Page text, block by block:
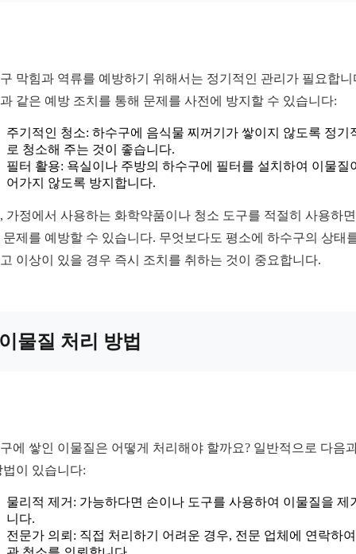
막힘과 역류를 예방하기 위해서는 정기적인 관리가 필요합니
같은 예방 조치를 통해 문제를 사전에 방지할 수 있습니다:
주기적인 청소: 하수구에 음식물 찌꺼기가 쌓이지 않도록 정기
로 청소해 주는 것이 좋습니다.
필터 활용: 욕실이나 주방의 하수구에 필터를 설치하여 이물질
어가지 않도록 방지합니다.
가정에서 사용하는 화학약품이나 청소 도구를 적절히 사용하
문제를 예방할 수 있습니다. 무엇보다도 평소에 하수구의 상태
이상이 있을 경우 즉시 조치를 취하는 것이 중요합니다.
물질 처리 방법
에 쌓인 이물질은 어떻게 처리해야 할까요? 일반적으로 다음
법이 있습니다:
물리적 제거: 가능하다면 손이나 도구를 사용하여 이물질을 제
니다.
전문가 의뢰: 직접 처리하기 어려운 경우, 전문 업체에 연락하